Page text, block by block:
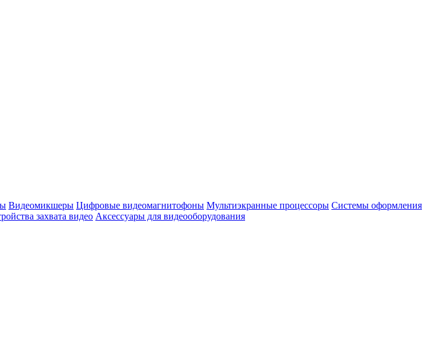
Видеомикшеры Цифровые видеомагнитофоны Мультиэкранные процессоры Системы оформления
захвата видео Аксессуары для видеооборудования